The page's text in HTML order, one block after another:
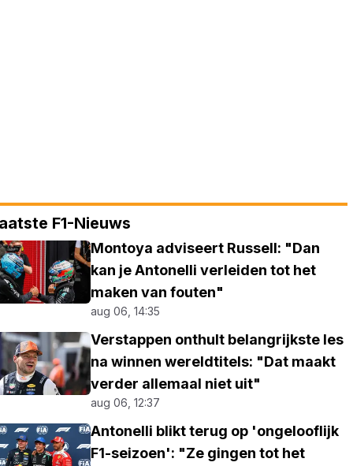
F1-Nieuws
Montoya adviseert Russell: "Dan
kan je Antonelli verleiden tot het
maken van fouten"
aug 06, 14:35
Verstappen onthult belangrijkste les
na winnen wereldtitels: "Dat maakt
verder allemaal niet uit"
aug 06, 12:37
Antonelli blikt terug op 'ongelooflijk
F1-seizoen': "Ze gingen tot het